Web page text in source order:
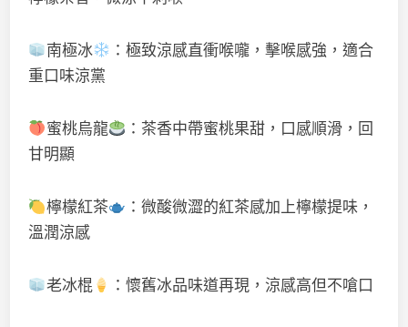
南極冰
：極致涼感直衝喉嚨，擊喉感強，適合
重口味涼黨
蜜桃烏龍
：茶香中帶蜜桃果甜，口感順滑，回
甘明顯
檸檬紅茶
：微酸微澀的紅茶感加上檸檬提味，
溫潤涼感
老冰棍 ：懷舊冰品味道再現，涼感高但不嗆口